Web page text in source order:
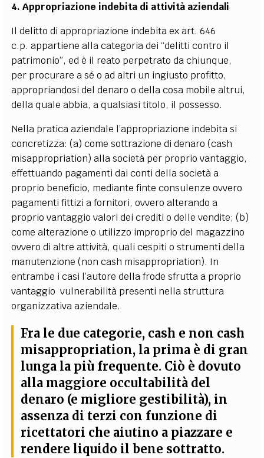
4. Appropriazione indebita di attività aziendali
Il delitto di appropriazione indebita ex art. 646
c.p. appartiene alla categoria dei “delitti contro il
patrimonio”, ed è il reato perpetrato da chiunque,
per procurare a sé o ad altri un ingiusto profitto,
appropriandosi del denaro o della cosa mobile altrui,
della quale abbia, a qualsiasi titolo, il possesso.
Nella pratica aziendale l’appropriazione indebita si
concretizza: (a) come sottrazione di denaro (cash
misappropriation) alla società per proprio vantaggio,
effettuando pagamenti dai conti della società a
proprio beneficio, mediante finte consulenze ovvero
pagamenti fittizi a fornitori, ovvero alterando a
proprio vantaggio valori dei crediti o delle vendite; (b)
come alterazione o utilizzo improprio del magazzino
ovvero di altre attività, quali cespiti o strumenti della
manutenzione (non cash misappropriation). In
entrambe i casi l’autore della frode sfrutta a proprio
vantaggio vulnerabilità presenti nella struttura
organizzativa aziendale.
Fra le due categorie, cash e non cash
misappropriation, la prima è di gran
lunga la più frequente. Ciò è dovuto
alla maggiore occultabilità del
denaro (e migliore gestibilità), in
assenza di terzi con funzione di
ricettatori che aiutino a piazzare e
rendere liquido il bene sottratto.